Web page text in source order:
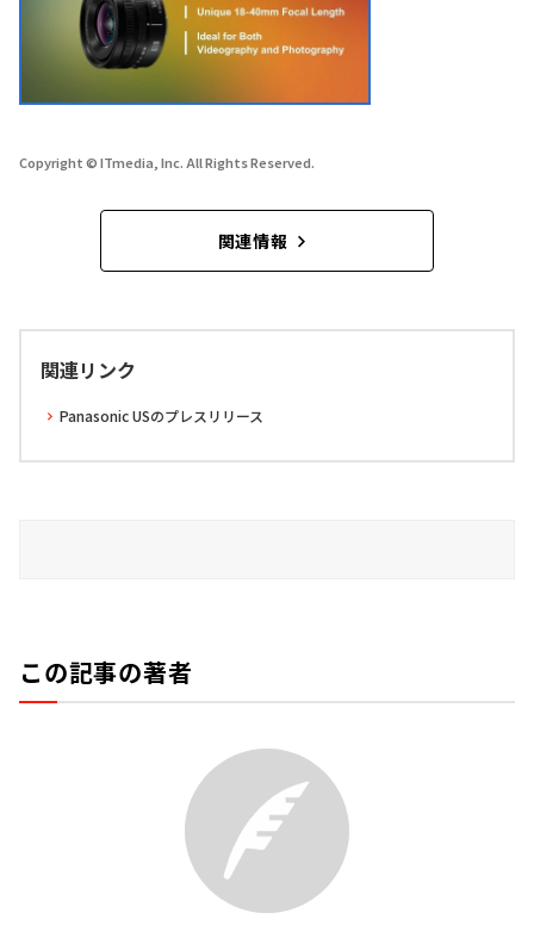
Copyright © ITmedia, Inc. All Rights Reserved.
関連情報
関連リンク
Panasonic USのプレスリリース
この記事の著者